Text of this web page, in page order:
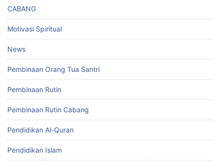
CABANG
Motivasi Spiritual
News
Pembinaan Orang Tua Santri
Pembinaan Rutin
Pembinaan Rutin Cabang
Pendidikan Al-Quran
Pendidikan Islam